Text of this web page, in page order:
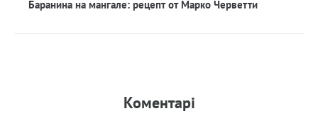
Баранина на мангале: рецепт от Марко Черветти
Коментарi